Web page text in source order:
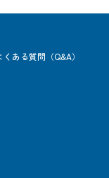
くある質問（Q&A）